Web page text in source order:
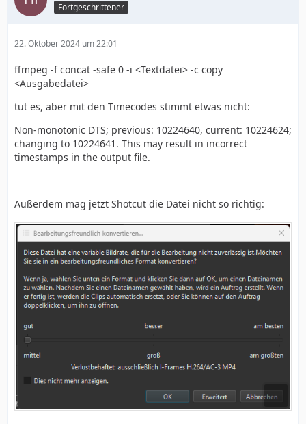
Fortgeschrittener
22. Oktober 2024 um 22:01
ffmpeg -f concat -safe 0 -i <Textdatei> -c copy
<Ausgabedatei>
tut es, aber mit den Timecodes stimmt etwas nicht:
Non-monotonic DTS; previous: 10224640, current: 10224624;
changing to 10224641. This may result in incorrect
timestamps in the output file.
Außerdem mag jetzt Shotcut die Datei nicht so richtig: